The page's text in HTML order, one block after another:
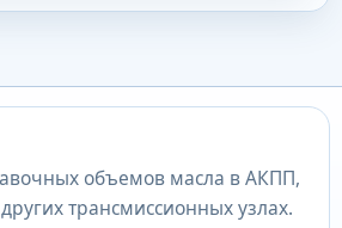
объемов масла в АКПП,
трансмиссионных узлах.